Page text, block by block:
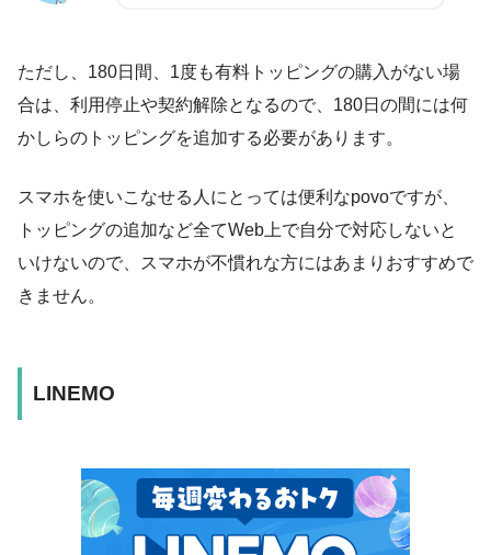
ただし、180日間、1度も有料トッピングの購入がない場
合は、 利用停止や契約解除となるので、180日の間には何
かしらのトッピングを追加する必要があります。
スマホを使いこなせる人にとっては便利なpovoですが、
トッピングの追加など全てWeb上で自分で対応しないと
いけないので、スマホが不慣れな方にはあまりおすすめで
きません。
LINEMO